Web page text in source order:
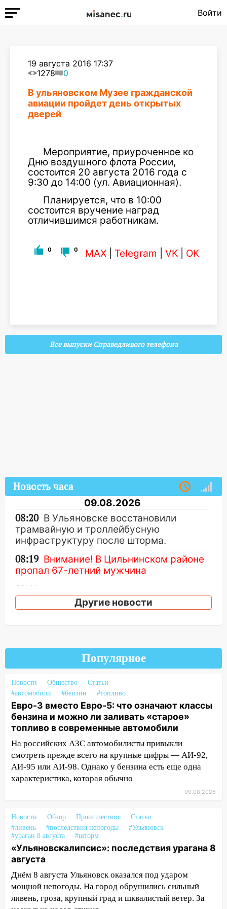
Войти
19 августа 2016 17:37
1278
0
В ульяновском Музее гражданской
авиации пройдет день открытых
дверей
Мероприятие, приуроченное ко
Дню воздушного флота России,
состоится 20 августа 2016 года с
9:30 до 14:00 (ул. Авиационная).
Планируется, что в 10:00
состоится вручение наград
отличившимся работникам.
0 0 MAX Telegram VK OK
Все выпуски Справедливого телефона
Новость часа
09.08.2026
08:20 В Ульяновске восстановили
трамвайную и троллейбусную
инфраструктуру после шторма.
08:19 Внимание! В Цильнинском районе
пропал 67-летний мужчина
08:11
непогода
современные автомобили
06:30 Какая погода будет в Ульяновской
области днем 9 августа
05:05
День, когда всё может
измениться: гороскоп на 9 августа —
три знака получат шанс, который нельзя
упустить
20:10 Во время урагана в Ульяновске на
Волге перевернулась лодка
В Ульяновске упавшее дерево
17:15
В Ульяновской области
ремонтируют девять мостов: один уже
готов, ещё два — почти завершены
17:00
урагана 8 августа
16:38 Прогноз погоды в Ульяновской
Другие новости
Популярное
Новости Общество
Статьи
#автомобили
#бензин #топливо
Евро-3 вместо Евро-5: что означают классы
бензина и можно ли заливать «старое»
топливо в современные автомобили
На российских АЗС автомобилисты привыкли
смотреть прежде всего на крупные цифры — АИ-92,
АИ-95 или АИ-98. Однако у бензина есть еще одна
характеристика, которая обычно
09.08.2026
Новости Обзор Происшествия
Статьи
#ливень
#последствия непогоды
#Ульяновск
#ураган 8 августа
#шторм
«Ульяновскалипсис»: последствия урагана 8
августа
Днём 8 августа Ульяновск оказался под ударом
мощной непогоды. На город обрушились сильный
ливень, гроза, крупный град и шквалистый ветер. За